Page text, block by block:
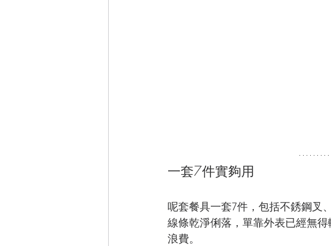
一套7件實夠用
呢套餐具一套7件，包括不銹鋼叉
線條乾淨俐落，單靠外表已經無
浪費。